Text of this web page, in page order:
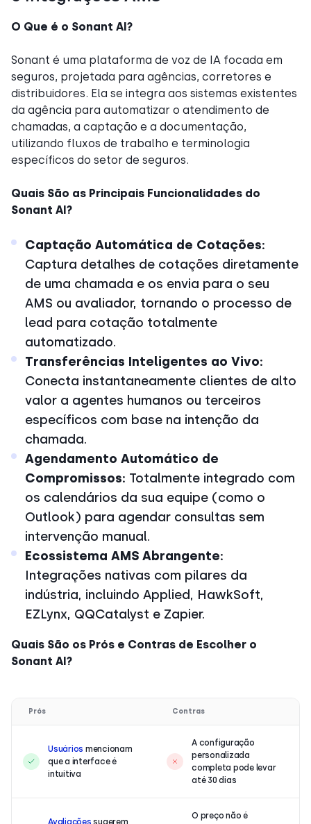
O Que é o Sonant AI?
Sonant é uma plataforma de voz de IA focada em
seguros, projetada para agências, corretores e
distribuidores. Ela se integra aos sistemas existentes
da agência para automatizar o atendimento de
chamadas, a captação e a documentação,
utilizando fluxos de trabalho e terminologia
específicos do setor de seguros.
Quais São as Principais Funcionalidades do
Sonant AI?
Captação Automática de Cotações:
Captura detalhes de cotações diretamente
de uma chamada e os envia para o seu
AMS ou avaliador, tornando o processo de
lead para cotação totalmente
automatizado.
Transferências Inteligentes ao Vivo:
Conecta instantaneamente clientes de alto
valor a agentes humanos ou terceiros
específicos com base na intenção da
chamada.
Agendamento Automático de
Compromissos: Totalmente integrado com
os calendários da sua equipe (como o
Outlook) para agendar consultas sem
intervenção manual.
Ecossistema AMS Abrangente:
Integrações nativas com pilares da
indústria, incluindo Applied, HawkSoft,
EZLynx, QQCatalyst e Zapier.
Quais São os Prós e Contras de Escolher o
Sonant AI?
Prós Contras
Usuários mencionam
que a interface é
intuitiva
A configuração
personalizada
completa pode levar
até 30 dias
Avaliações sugerem
O preço não é